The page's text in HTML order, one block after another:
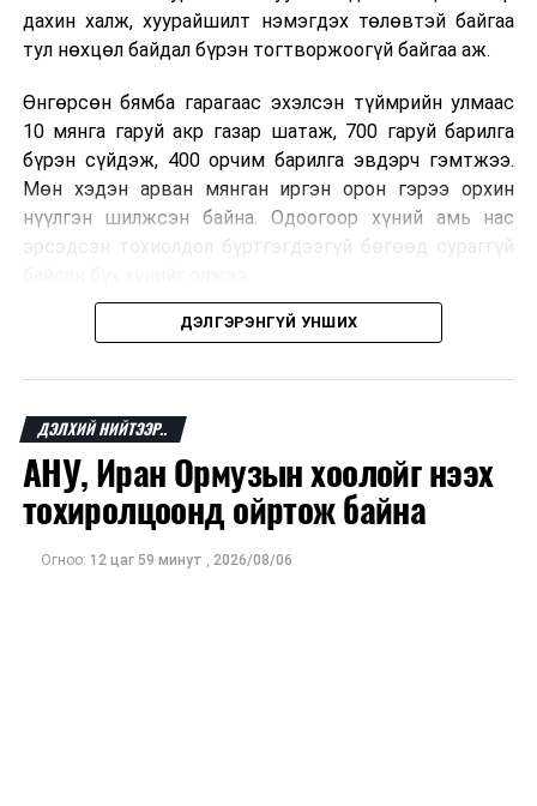
дахин халж, хуурайшилт нэмэгдэх төлөвтэй байгаа
тул нөхцөл байдал бүрэн тогтворжоогүй байгаа аж.
Өнгөрсөн бямба гарагаас эхэлсэн түймрийн улмаас
10 мянга гаруй акр газар шатаж, 700 гаруй барилга
бүрэн сүйдэж, 400 орчим барилга эвдэрч гэмтжээ.
Мөн хэдэн арван мянган иргэн орон гэрээ орхин
нүүлгэн шилжсэн байна. Одоогоор хүний амь нас
эрсэдсэн тохиолдол бүртгэгдээгүй бөгөөд сураггүй
Албаныхны мэдээлснээр түймрийн нэг голомтыг
настай Аарон Фариначчиг баривчилж, галдан
шатаасан гэх үндэслэлээр эрүүгийн хэрэг үүсгэн
шалгаж байна. Харин бусад хоёр түймрийн
шалтгааныг үргэлжлүүлэн тогтоож байгаа бөгөөд
аянгын улмаас үүсээгүй гэж үзэж байгаа аж.
Одоогоор АНУ даяар 13 мужид 90 гаруй томоохон ой,
ДЭЛГЭРЭНГҮЙ УНШИХ
ДЭЛХИЙ НИЙТЭЭР..
АНУ, Иран Ормузын хоолойг нээх
тохиролцоонд ойртож байна
Огноо: 12 цаг 59 минут , 2026/08/06